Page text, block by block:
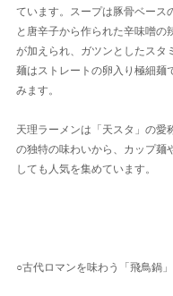
ています。スープは豚骨ベース
と唐辛子から作られた辛味噌の
が加えられ、ガツンとしたスタ
麺はストレートの卵入り極細麺
みます。
天理ラーメンは「天スタ」の愛
の独特の味わいから、カップ麺
しても人気を集めています。
○古代ロマンを味わう「飛鳥鍋」